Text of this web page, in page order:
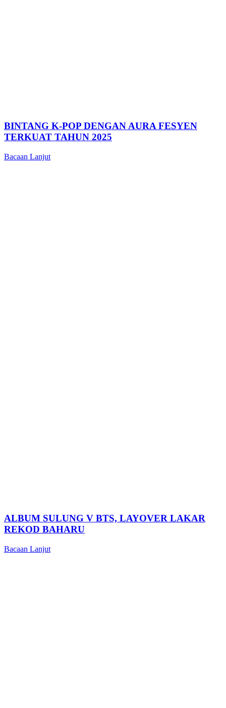
BINTANG K-POP DENGAN AURA FESYEN
TERKUAT TAHUN 2025
Bacaan Lanjut
ALBUM SULUNG V BTS, LAYOVER LAKAR
REKOD BAHARU
Bacaan Lanjut